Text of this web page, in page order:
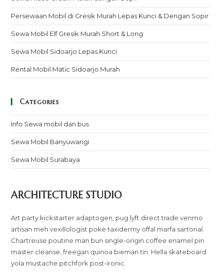
Persewaan Mobil di Gresik Murah Lepas Kunci & Dengan Sopir
Sewa Mobil Elf Gresik Murah Short & Long
Sewa Mobil Sidoarjo Lepas Kunci
Rental Mobil Matic Sidoarjo Murah
Categories
Info Sewa mobil dan bus
Sewa Mobil Banyuwangi
Sewa Mobil Surabaya
ARCHITECTURE STUDIO
Art party kickstarter adaptogen, pug lyft direct trade venmo
artisan meh vexillologist poke taxidermy offal marfa sartorial.
Chartreuse poutine man bun single-origin coffee enamel pin
master cleanse, freegan quinoa bieman tin. Hella skateboard
yola mustache pitchfork post-ironic.